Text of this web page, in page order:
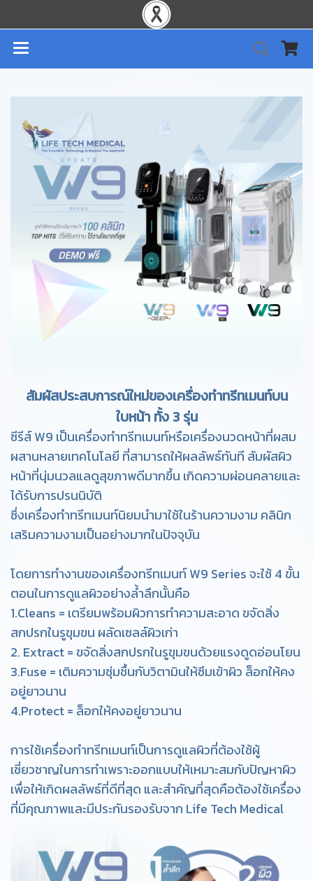
สัมผัสประสบการณ์ใหม่ของเครื่องทำทรีทเมนท์บน
ใบหน้า ทั้ง 3 รุ่น
ซีรีส์ W9 เป็นเครื่องทำทรีทเมนท์หรือเครื่องนวดหน้าที่ผสม
ผสานหลายเทคโนโลยี ที่สามารถให้ผลลัพธ์ทันที สัมผัสผิว
หน้าที่นุ่มนวลแลดูสุขภาพดีมากขึ้น เกิดความผ่อนคลายและ
ได้รับการปรนนิบัติ
ซึ่งเครื่องทำทรีทเมนท์นิยมนำมาใช้ในร้านความงาม คลินิก
เสริมความงามเป็นอย่างมากในปัจจุบัน
โดยการทำงานของเครื่องทรีทเมนท์ W9 Series จะใช้ 4 ขั้น
ตอนในการดูแลผิวอย่างล้ำลึกนั้นคือ
1.Cleans = เตรียมพร้อมผิวการทำความสะอาด ขจัดสิ่ง
สกปรกในรูขุมขน ผลัดเซลล์ผิวเก่า
2. Extract = ขจัดสิ่งสกปรกในรูขุมขนด้วยแรงดูดอ่อนโยน
3.Fuse = เติมความชุ่มชื้นกับวิตามินให้ซึมเข้าผิว ล็อกให้คง
อยู่ยาวนาน
4.Protect = ล็อกให้คงอยู่ยาวนาน
การใช้เครื่องทำทรีทเมนท์เป็นการดูแลผิวที่ต้องใช้ผู้
เชี่ยวชาญในการทำเพราะออกแบบให้เหมาะสมกับปัญหาผิว
เพื่อให้เกิดผลลัพธ์ที่ดีที่สุด และสำคัญที่สุดคือต้องใช้เครื่อง
ที่มีคุณภาพและมีประกันรองรับจาก Life Tech Medical